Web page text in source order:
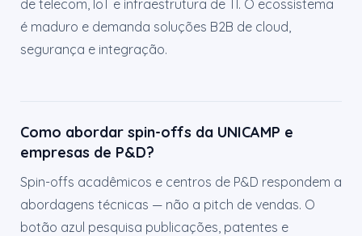
de telecom, IoT e infraestrutura de TI. O ecossistema
é maduro e demanda soluções B2B de cloud,
segurança e integração.
Como abordar spin-offs da UNICAMP e
empresas de P&D?
Spin-offs acadêmicos e centros de P&D respondem a
abordagens técnicas — não a pitch de vendas. O
botão azul pesquisa publicações, patentes e